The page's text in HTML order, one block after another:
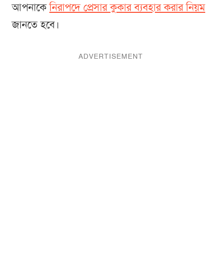
আপনাকেনিরাপদে প্রেসার কুকার ব্যবহার করার নিয়ম
জানতে হবে।